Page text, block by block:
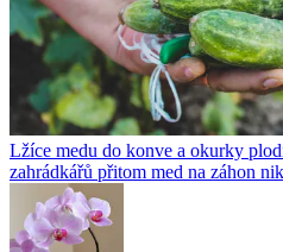
Lžíce medu do konve a okurky
zahrádkářů přitom med na záhon